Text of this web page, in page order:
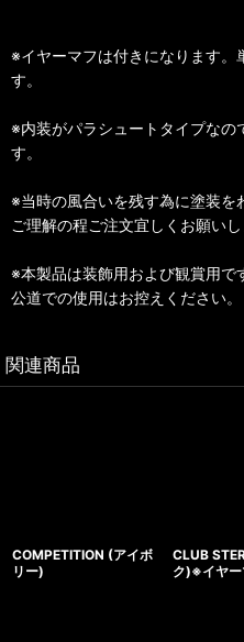
※イヤーマフは付きになります。
す。
※内装がパラシュートタイプなの
す。
※当時の風合いを残す為に塗装を
ご理解の程ご注文宜しくお願いし
※本製品は装飾用および観賞用で
公道での使用はお控えください。
関連商品
COMPETITION (アイボ
リー)
CLUB
ク)※イヤー